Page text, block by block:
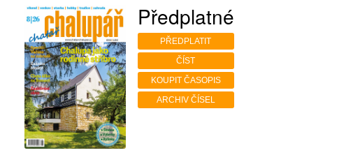
Předplatné
PŘEDPLATIT
ČÍST
KOUPIT ČASOPIS
ARCHIV ČÍSEL